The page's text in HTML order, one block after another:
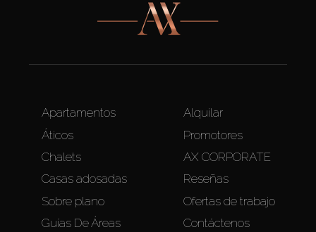
Apartamentos
Áticos
Chalets
Casas adosadas
Sobre plano
Guías De Áreas
Alquilar
Promotores
AX CORPORATE
Reseñas
Ofertas de trabajo
Contáctenos